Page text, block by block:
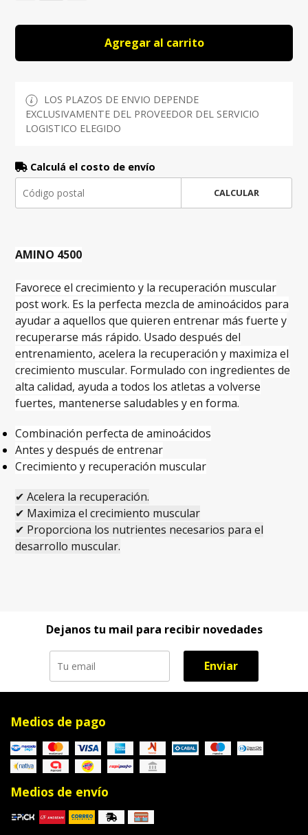
Agregar al carrito
LOS PLAZOS DE ENVIO DEPENDE
EXCLUSIVAMENTE DEL PROVEEDOR DEL SERVICIO
LOGISTICO ELEGIDO
Calculá el costo de envío
CALCULAR
AMINO 4500
Favorece el crecimiento y la recuperación muscular
post work. Es la perfecta mezcla de aminoácidos para
ayudar a aquellos que quieren entrenar más fuerte y
recuperarse más rápido. Usado después del
entrenamiento, acelera la recuperación y maximiza el
crecimiento muscular. Formulado con ingredientes de
alta calidad, ayuda a todos los atletas a volverse
fuertes, mantenerse saludables y en forma.
Combinación perfecta de aminoácidos
Antes y después de entrenar
Crecimiento y recuperación muscular
✔ Acelera la recuperación.
✔ Maximiza el crecimiento muscular
✔ Proporciona los nutrientes necesarios para el
desarrollo muscular.
Dejanos tu mail para recibir novedades
Enviar
Medios de pago
Medios de envío